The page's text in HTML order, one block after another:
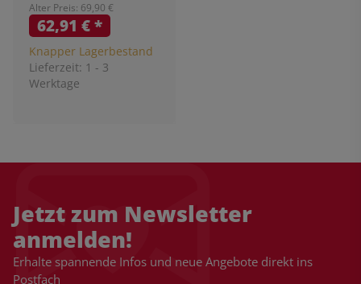
Alter Preis: 69,90 €
62,91 €*
Knapper Lagerbestand
Lieferzeit: 1 - 3
Werktage
Jetzt zum Newsletter
anmelden!
Erhalte spannende Infos und neue Angebote direkt ins
Postfach